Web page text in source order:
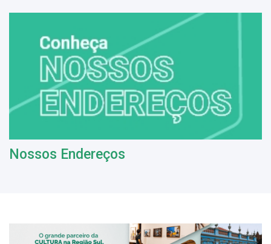
Nossos Endereços